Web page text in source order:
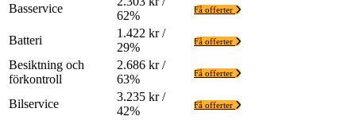
Basservice
62%
Få offerter
Batteri
1.422 kr /
29%
Få offerter
Besiktning och
förkontroll
2.686 kr /
63%
Få offerter
Bilservice
3.235 kr /
42%
Få offerter